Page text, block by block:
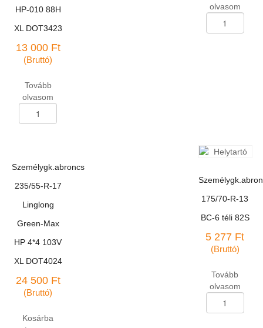
HP-010 88H
XL DOT3423
13 000 Ft
(Bruttó)
Tovább
olvasom
185/60-
Green-
HP-
010
XL
DOT3423
olvasom
175/70-
Személygk.abroncs
235/55-R-17
Linglong
Green-Max
HP 4*4 103V
XL DOT4024
24 500 Ft
(Bruttó)
Kosárba
175/70-R-13
BC-6 téli 82S
5 277 Ft
(Bruttó)
Tovább
olvasom
175/70-